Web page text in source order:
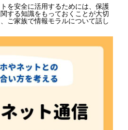
を安全に活用するためには、保護
する知識をもっておくことが大切
ご家族で情報モラルについて話し